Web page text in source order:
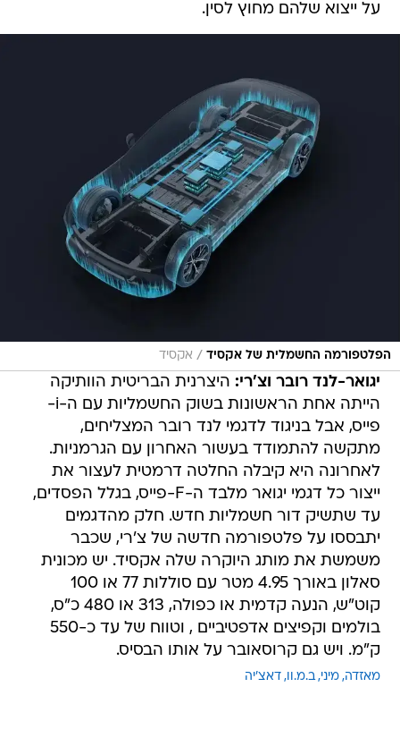
על ייצוא שלהם מחוץ לסין.
הפלטפורמה החשמלית של אקסיד / אקסיד
יגואר-לנד רובר וצ'רי: היצרנית הבריטית הוותיקה
הייתה אחת הראשונות בשוק החשמליות עם ה-i-
פייס, אבל בניגוד לדגמי לנד רובר המצליחים,
מתקשה להתמודד בעשור האחרון עם הגרמניות.
לאחרונה היא קיבלה החלטה דרמטית לעצור את
ייצור כל דגמי יגואר מלבד ה-F-פייס, בגלל הפסדים,
עד שתשיק דור חשמליות חדש. חלק מהדגמים
יתבססו על פלטפורמה חדשה של צ'רי, שכבר
משמשת את מותג היוקרה שלה אקסיד. יש מכונית
סאלון באורך 4.95 מטר עם סוללות 77 או 100
קוט"ש, הנעה קדמית או כפולה, 313 או 480 כ"ס,
בולמים וקפיצים אדפטיביים , וטווח של עד כ-550
ק"מ. ויש גם קרוסאובר על אותו הבסיס.
מאזדה מיני ב.מ.וו דאצ'יה